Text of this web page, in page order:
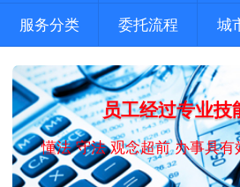
服务分类 委托流程 城
员工经过专业技
懂法 守法 观念超前 办事具有